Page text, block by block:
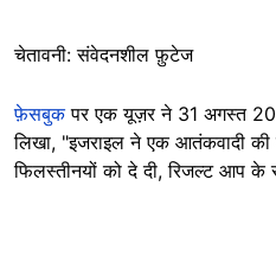
चेतावनी: संवेदनशील फ़ुटेज
फ़ेसबुकपर एक यूज़र ने 31 अगस्त
लिखा, "इजराइल ने एक आतंकवादी की
फिलस्तीनयों को दे दी, रिजल्ट आप के